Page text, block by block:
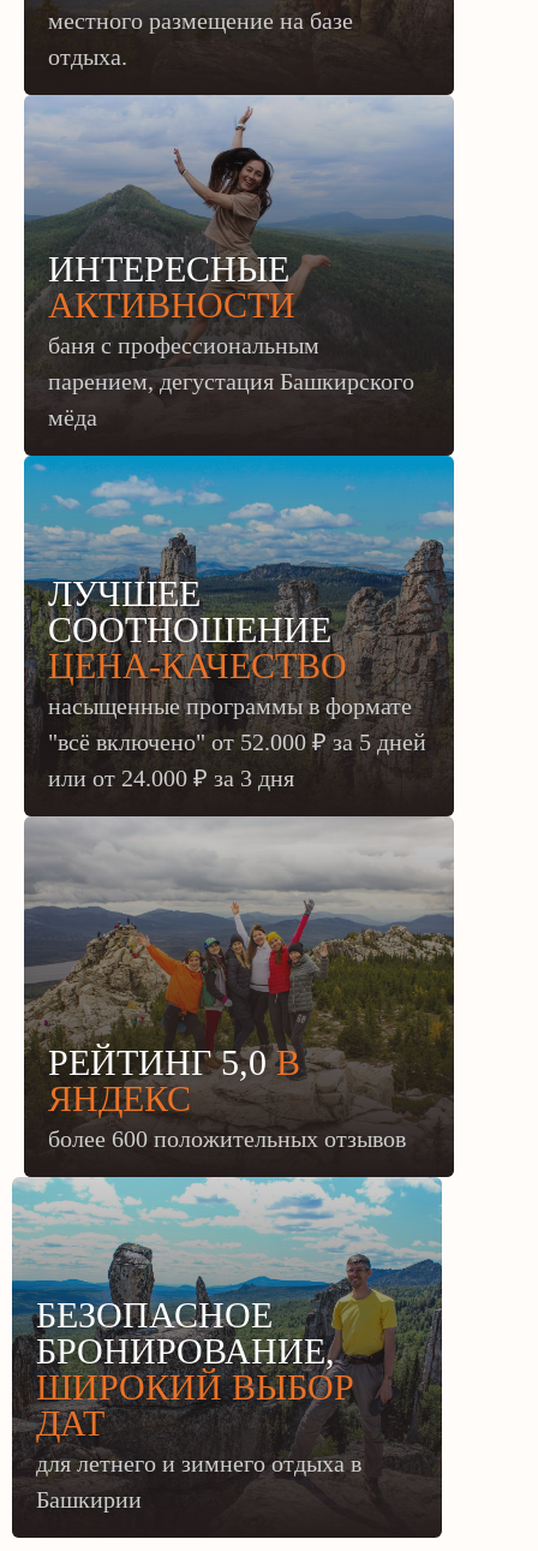
местного размещение на базе
отдыха.
ИНТЕРЕСНЫЕ
АКТИВНОСТИ
баня с профессиональным
парением, дегустация Башкирского
мёда
ЛУЧШЕЕ
СООТНОШЕНИЕ
ЦЕНА-КАЧЕСТВО
насыщенные программы в формате
"всё включено" от 52.000 ₽ за 5 дней
или от 24.000 ₽ за 3 дня
РЕЙТИНГ 5,0В
ЯНДЕКС
более 600 положительных отзывов
БЕЗОПАСНОЕ
БРОНИРОВАНИЕ,
ШИРОКИЙ ВЫБОР
ДАТ
для летнего и зимнего отдыха в
Башкирии